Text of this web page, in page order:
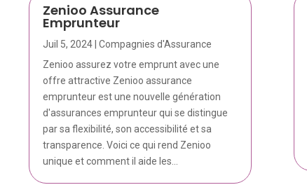
Zenioo Assurance
Emprunteur
Juil 5, 2024| Compagnies d'Assurance
Zenioo assurez votre emprunt avec une
offre attractive Zenioo assurance
emprunteur est une nouvelle génération
d'assurances emprunteur qui se distingue
par sa flexibilité, son accessibilité et sa
transparence. Voici ce qui rend Zenioo
unique et comment il aide les...